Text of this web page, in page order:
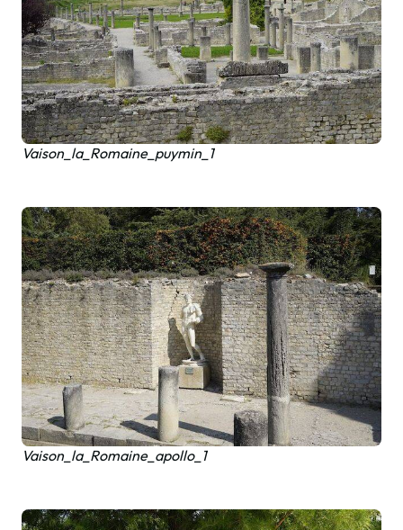
Vaison_la_Romaine_puymin_1
Vaison_la_Romaine_apollo_1